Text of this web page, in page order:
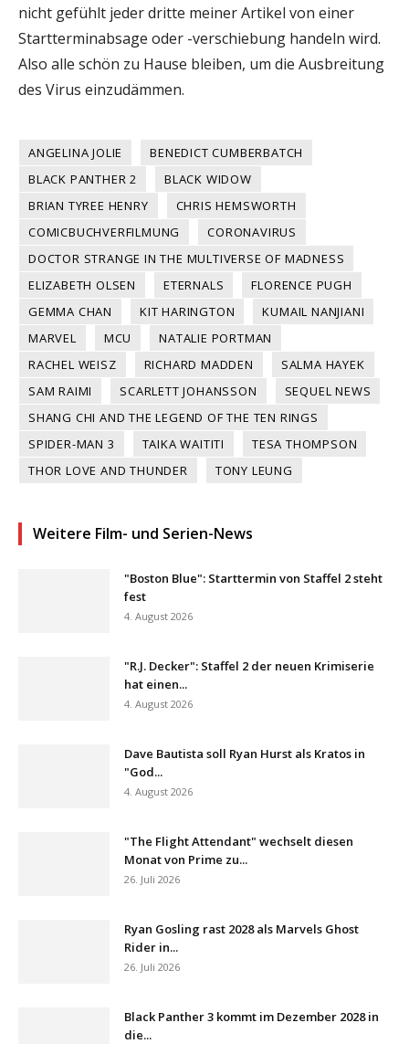
nicht gefühlt jeder dritte meiner Artikel von einer
Startterminabsage oder -verschiebung handeln wird.
Also alle schön zu Hause bleiben, um die Ausbreitung
des Virus einzudämmen.
ANGELINA JOLIE
BENEDICT CUMBERBATCH
BLACK PANTHER 2
BLACK WIDOW
BRIAN TYREE HENRY
CHRIS HEMSWORTH
COMICBUCHVERFILMUNG
CORONAVIRUS
DOCTOR STRANGE IN THE MULTIVERSE OF MADNESS
ELIZABETH OLSEN
ETERNALS
FLORENCE PUGH
GEMMA CHAN
KIT HARINGTON
KUMAIL NANJIANI
MARVEL
MCU
NATALIE PORTMAN
RACHEL WEISZ
RICHARD MADDEN
SALMA HAYEK
SAM RAIMI
SCARLETT JOHANSSON
SEQUEL NEWS
SHANG CHI AND THE LEGEND OF THE TEN RINGS
SPIDER-MAN 3
TAIKA WAITITI
TESA THOMPSON
THOR LOVE AND THUNDER
TONY LEUNG
Weitere Film- und Serien-News
"Boston Blue": Starttermin von Staffel 2 steht
fest
4. August 2026
"R.J. Decker": Staffel 2 der neuen Krimiserie
hat einen...
4. August 2026
Dave Bautista soll Ryan Hurst als Kratos in
"God...
4. August 2026
"The Flight Attendant" wechselt diesen
Monat von Prime zu...
26. Juli 2026
Ryan Gosling rast 2028 als Marvels Ghost
Rider in...
26. Juli 2026
Black Panther 3 kommt im Dezember 2028 in
die...